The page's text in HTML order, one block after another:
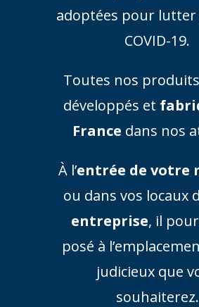
adoptées pour lutter
COVID-19.
Toutes nos
développés et
France dans nos
À l’entrée de votre
ou dans vos locaux
entreprise, il
posé à
judicieux que
souhaiterez.